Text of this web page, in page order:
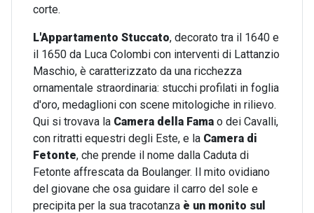
corte.
L'Appartamento Stuccato, decorato tra il 1640 e
il 1650 da Luca Colombi con interventi di Lattanzio
Maschio, è caratterizzato da una ricchezza
ornamentale straordinaria: stucchi profilati in foglia
d'oro, medaglioni con scene mitologiche in rilievo.
Qui si trovava la Camera della Fama o dei Cavalli,
con ritratti equestri degli Este, e la Camera di
Fetonte, che prende il nome dalla Caduta di
Fetonte affrescata da Boulanger. Il mito ovidiano
del giovane che osa guidare il carro del sole e
precipita per la sua tracotanza è un monito sul